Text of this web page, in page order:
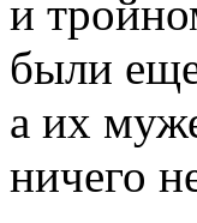
и
были
а их
ничего